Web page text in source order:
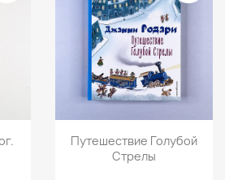
Просмотр
Путешествие Голубой
Стрелы